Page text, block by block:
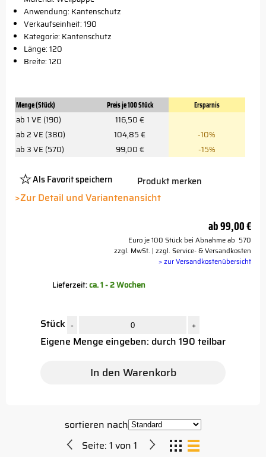
Anwendung: Kantenschutz
Verkaufseinheit: 190
Kategorie: Kantenschutz
Länge: 120
Breite: 120
Menge (Stück) Preis je 100 Stück
Ersparnis
ab 1 VE (190)
116,50 €
ab 2 VE (380)
104,85 €
-10%
ab 3 VE (570)
99,00 € -15%
Als Favorit speichern
Platzhalter
Button
Produkt merken
>Zur Detail und Variantenansicht
ab99,00 €
Euro je 100 Stück bei Abnahme ab 570
zzgl. MwSt. | zzgl. Service- & Versandkosten
> zur Versandkostenübersicht
Lieferzeit:ca. 1 - 2 Wochen
Stück - +
Eigene Menge eingeben: durch 190 teilbar
In den Warenkorb
sortieren nach
Seite: 1 von 1